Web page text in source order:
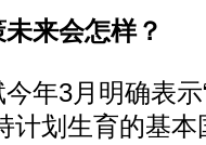
来会怎样？
3月明确表示
计划生育的基